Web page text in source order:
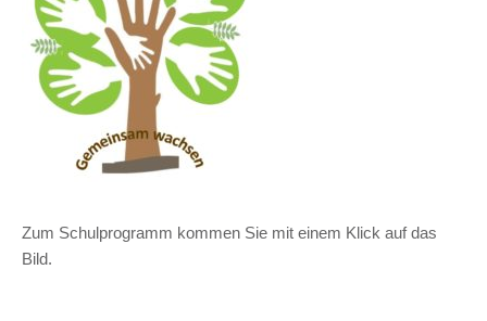
Zum Schulprogramm kommen Sie mit einem Klick auf das
Bild.